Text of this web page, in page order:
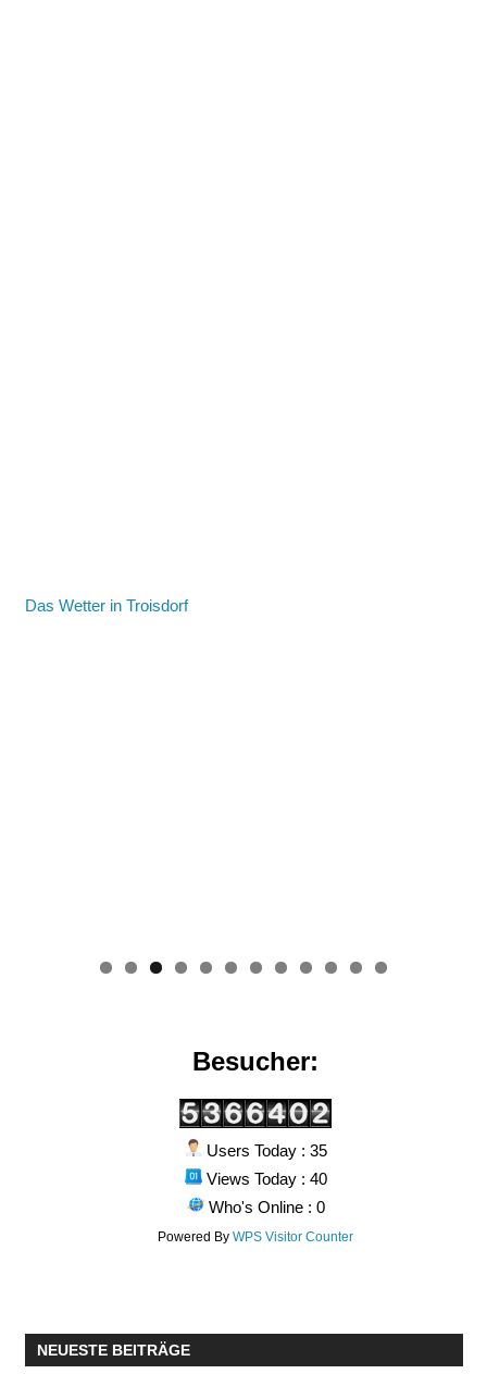
Das Wetter in Troisdorf
0 1 2
Besucher:
Users Today : 35
Views Today : 40
Who's Online : 0
Powered ByWPS Visitor Counter
NEUESTE BEITRÄGE